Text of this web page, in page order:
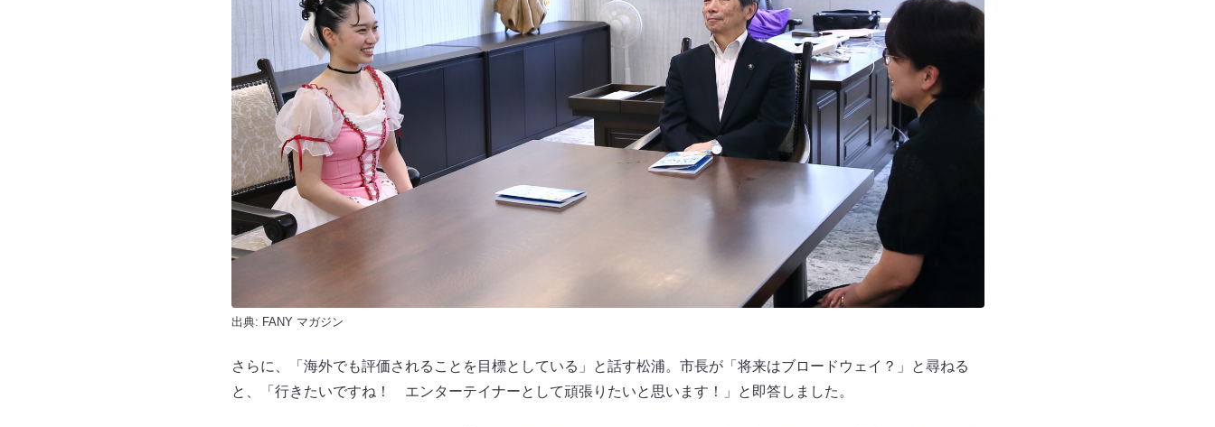
出典: FANY マガジン
さらに、「海外でも評価されることを目標としている」と話す松浦。市長が「将来はブロードウェイ？」と尋ねる
と、「行きたいですね！ エンターテイナーとして頑張りたいと思います！」と即答しました。